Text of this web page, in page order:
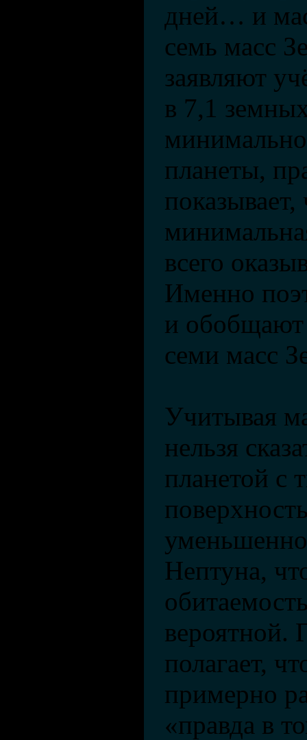
дней… и
семь масс
заявляют
в 7,1
планеты,
всего
Именно
и обобщают
семи масс
Учитывая
нельзя
планетой с
Нептуна,
вероятной.
полагает,
примерно
«правда в